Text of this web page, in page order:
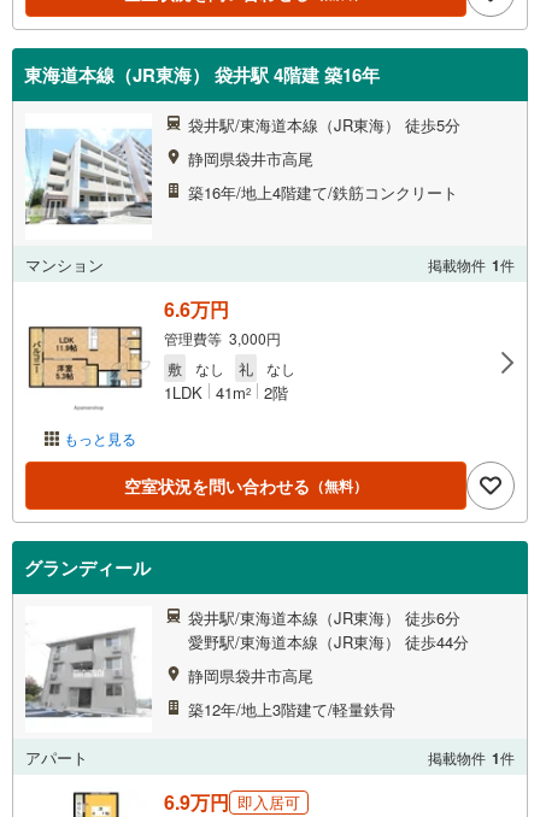
東海道本線（JR東海） 袋井駅 4階建 築16年
袋井駅/東海道本線（JR東海） 徒歩5分
静岡県袋井市高尾
築16年/地上4階建て/鉄筋コンクリート
マンション 掲載物件 1件
もっと見る
6.6万円
管理費等 3,000円
敷
なし 礼 なし
1LDK 41m2 2階
空室状況を問い合わせる （無料）
グランディール
袋井駅/東海道本線（JR東海） 徒歩6分
愛野駅/東海道本線（JR東海） 徒歩44分
静岡県袋井市高尾
築12年/地上3階建て/軽量鉄骨
アパート 掲載物件 1件
6.9万円 即入居可